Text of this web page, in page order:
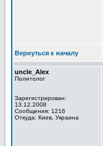
Вернуться к началу
uncle_Alex
Политолог
Зарегистрирован:
13.12.2008
Сообщения: 1216
Откуда: Киев, Украина